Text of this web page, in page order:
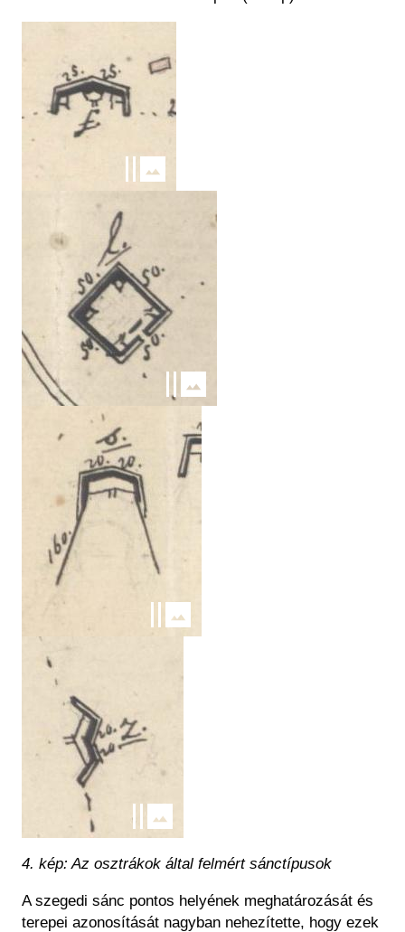
Kép
4. kép: Az osztrákok által felmért sánctípusok
A szegedi sánc pontos helyének meghatározását és
terepei azonosítását nagyban nehezítette, hogy ezek